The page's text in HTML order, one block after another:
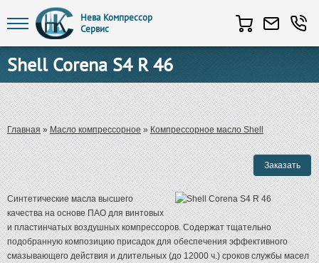
Нева Компрессор
Сервис
Shell Corena S4 R 46
Вы здесь
Главная»Масло компрессорное»Компрессорное масло Shell
Синтетические масла высшего
качества на основе ПАО для винтовых
и пластинчатых воздушных компрессоров. Содержат тщательно
подобранную композицию присадок для обеспечения эффективного
смазывающего действия и длительных (до 12000 ч.) сроков службы масел